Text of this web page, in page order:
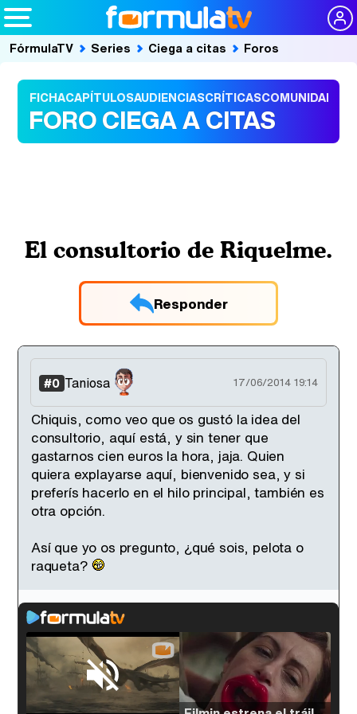
FórmulaTV Series Ciega a citas Foros
FICHACAPÍTULOSAUDIENCIASCRÍTICASCOMUNIDAD
FORO CIEGA A CITAS
El consultorio de Riquelme.
Responder
#0 Taniosa 17/06/2014 19:14
Chiquis, como veo que os gustó la idea del
consultorio, aquí está, y sin tener que
gastarnos cien euros la hora, jaja. Quien
quiera explayarse aquí, bienvenido sea, y si
preferís hacerlo en el hilo principal, también es
otra opción.
Así que yo os pregunto, ¿qué sois, pelota o
raqueta?
Unmute
Loaded: